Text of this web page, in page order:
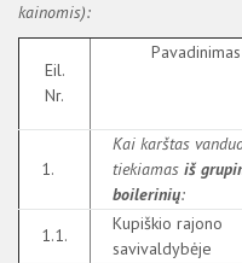
kainomis):
Eil.
Nr.
Pavadinimas
1.
Kai karštas
tiekiamas iš
boilerinių:
1.1.
Kupiškio rajono
savivaldybėje